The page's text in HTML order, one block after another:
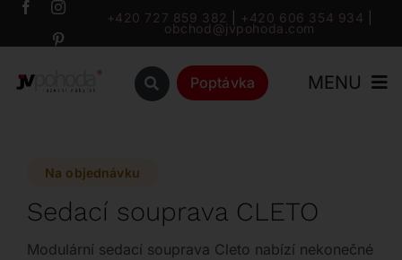
Přeskočit
+420 727 859 382 +420 606 354 934
obchod@jvpohoda.com
Poptávka MENU
Katalog
Na objednávku
Sedací souprava CLETO
Modulární sedací souprava Cleto nabízí nekonečné